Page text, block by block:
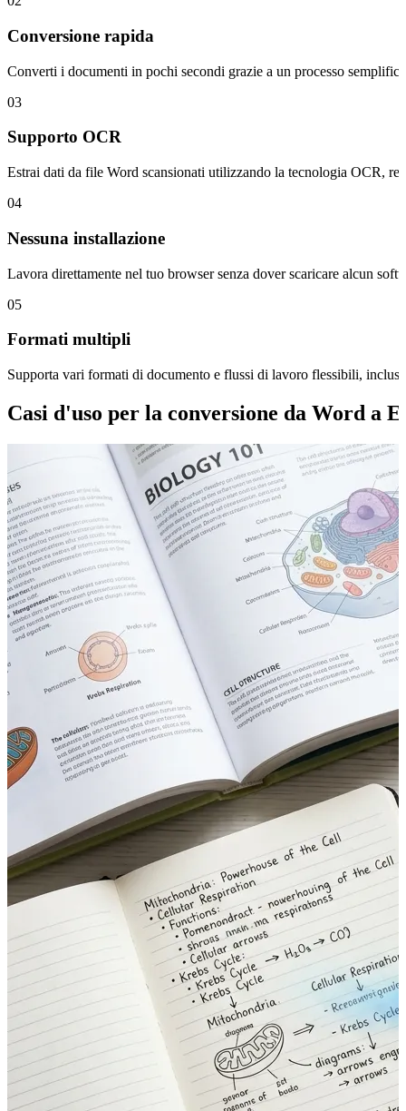
Conversione rapida
Converti i documenti in pochi secondi grazie a un processo
03
Supporto OCR
Estrai dati da file Word scansionati utilizzando la tecnologia OCR,
04
Nessuna installazione
Lavora direttamente nel tuo browser senza dover scaricare alcun
05
Formati multipli
Supporta vari formati di documento e flussi di lavoro flessibili,
Casi d'uso per la conversione da Word a